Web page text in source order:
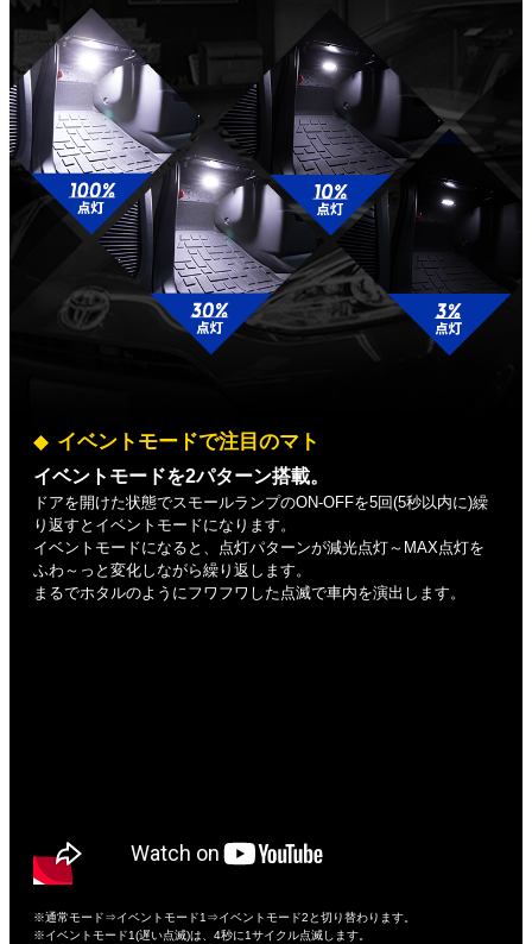
イベントモードで注目のマト
イベントモードを2パターン搭載。
ドアを開けた状態でスモールランプのON-OFFを5回(5秒以内に)繰
り返すとイベントモードになります。
イベントモードになると、点灯パターンが減光点灯～MAX点灯を
ふわ～っと変化しながら繰り返します。
まるでホタルのようにフワフワした点滅で車内を演出します。
※通常モード⇒イベントモード1⇒イベントモード2と切り替わります。
※イベントモード1(遅い点滅)は、4秒に1サイクル点滅します。